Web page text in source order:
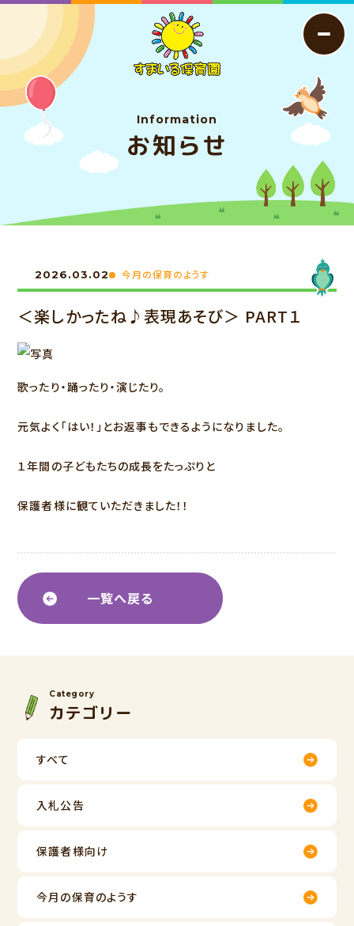
Information
お知らせ
Category
カテゴリー
すべて
入札公告
保護者様向け
今月の保育のようす
2026.03.02 今月の保育のようす
＜楽しかったね♪表現あそび＞ PART１
歌ったり・踊ったり・演じたり。
元気よく「はい！」とお返事もできるようになりました。
１年間の子どもたちの成長をたっぷりと
保護者様に観ていただきました！！
一覧へ戻る